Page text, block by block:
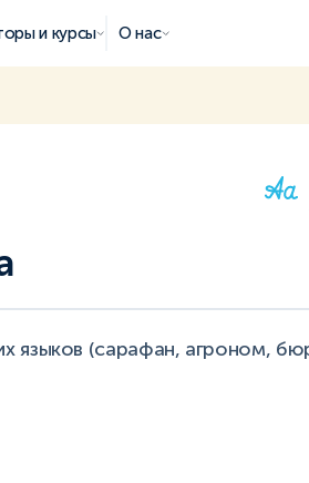
и курсы О нас
языков (сарафан, агроном,